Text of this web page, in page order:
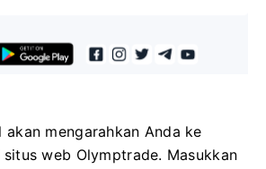
akan mengarahkan Anda ke
web Olymptrade. Masukkan